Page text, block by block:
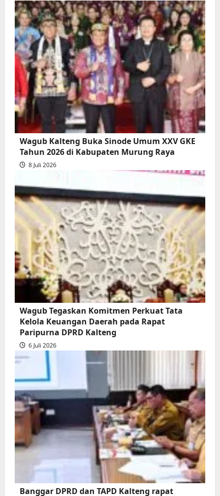
Wagub Kalteng Buka Sinode Umum XXV GKE
Tahun 2026 di Kabupaten Murung Raya
8 Juli 2026
Wagub Tegaskan Komitmen Perkuat Tata
Kelola Keuangan Daerah pada Rapat
Paripurna DPRD Kalteng
6 Juli 2026
Banggar DPRD dan TAPD Kalteng rapat